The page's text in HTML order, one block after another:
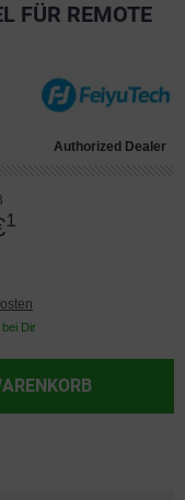
FÜR REMOTE
Authorized Dealer
1
Dir